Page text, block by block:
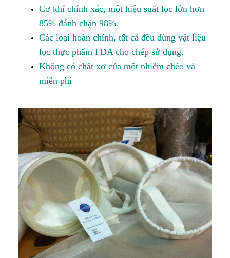
Cơ khí chính xác, một hiệu suất lọc lớn hơn
85% đánh chặn 98%.
Các loại hoàn chỉnh, tất cả đều dùng vật liệu
lọc thực phẩm FDA cho chép sử dụng.
Không có chất xơ của một nhiễm chéo và
miễn phí